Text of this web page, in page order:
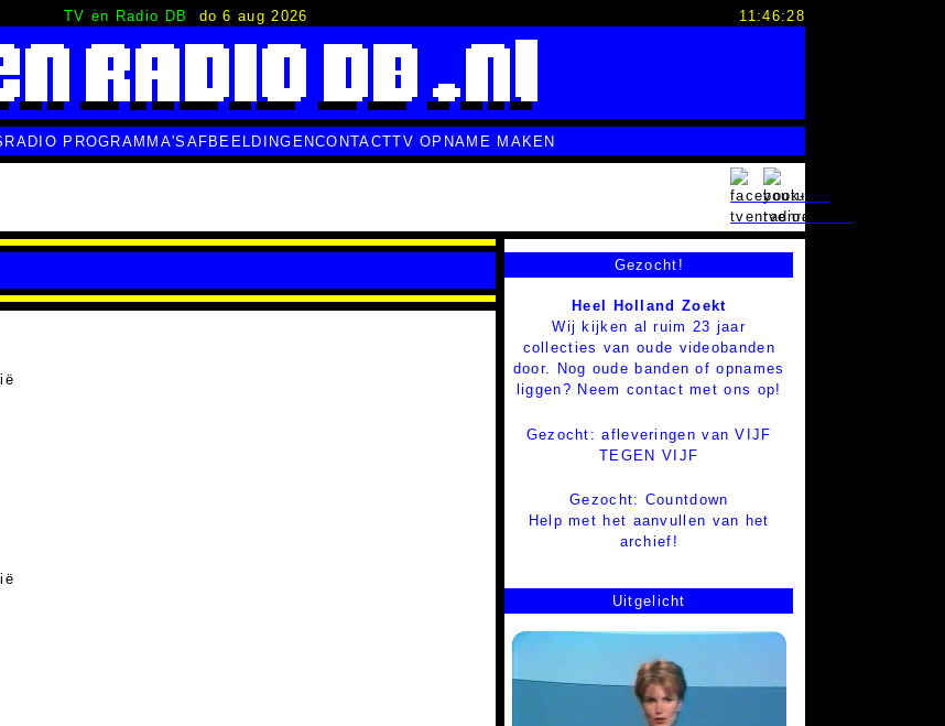
TV en Radio DB do 6 aug 2026 11:46:29
RADIO PROGRAMMA'S AFBEELDINGENCONTACTTV OPNAME MAKEN
Gezocht!
Heel Holland Zoekt
Wij kijken al ruim 23 jaar
collecties van oude videobanden
door. Nog oude banden of opnames
liggen? Neem contact met ons op!
Gezocht: afleveringen van VIJF
TEGEN VIJF
Gezocht: Countdown
Help met het aanvullen van het
archief!
Uitgelicht